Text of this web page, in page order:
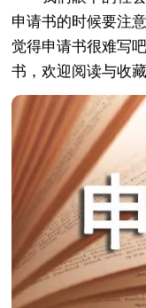
申请书的时候要注
觉得申请书很难写
书，欢迎阅读与收藏